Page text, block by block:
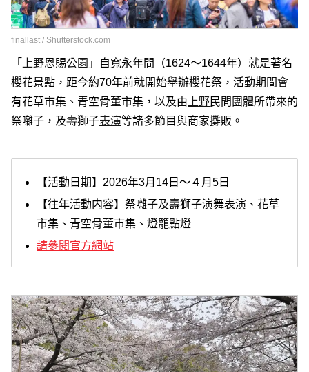
finallast / Shutterstock.com
「 上野恩賜公園 」自寬永年間（1624～1644年）就是著名
櫻花景點，距今約70年前就開始舉辦櫻花祭，活動期間會
有花草市集、青空骨董市集，以及由 上野民間團體所帶來的
祭囃子，及壽獅子表演等諸多節目與商家攤販。
【活動日期】2026年3月14日～４月5日
【往年活動内容】祭囃子及壽獅子演舞表演、花草
市集、青空骨董市集、燈籠點燈
請參閱官方網站